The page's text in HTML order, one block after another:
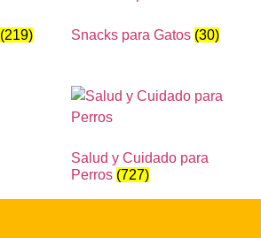
(219) Snacks para Gatos (30)
Salud y Cuidado para
Perros (727)